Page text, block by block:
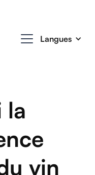
Langues
la
vin